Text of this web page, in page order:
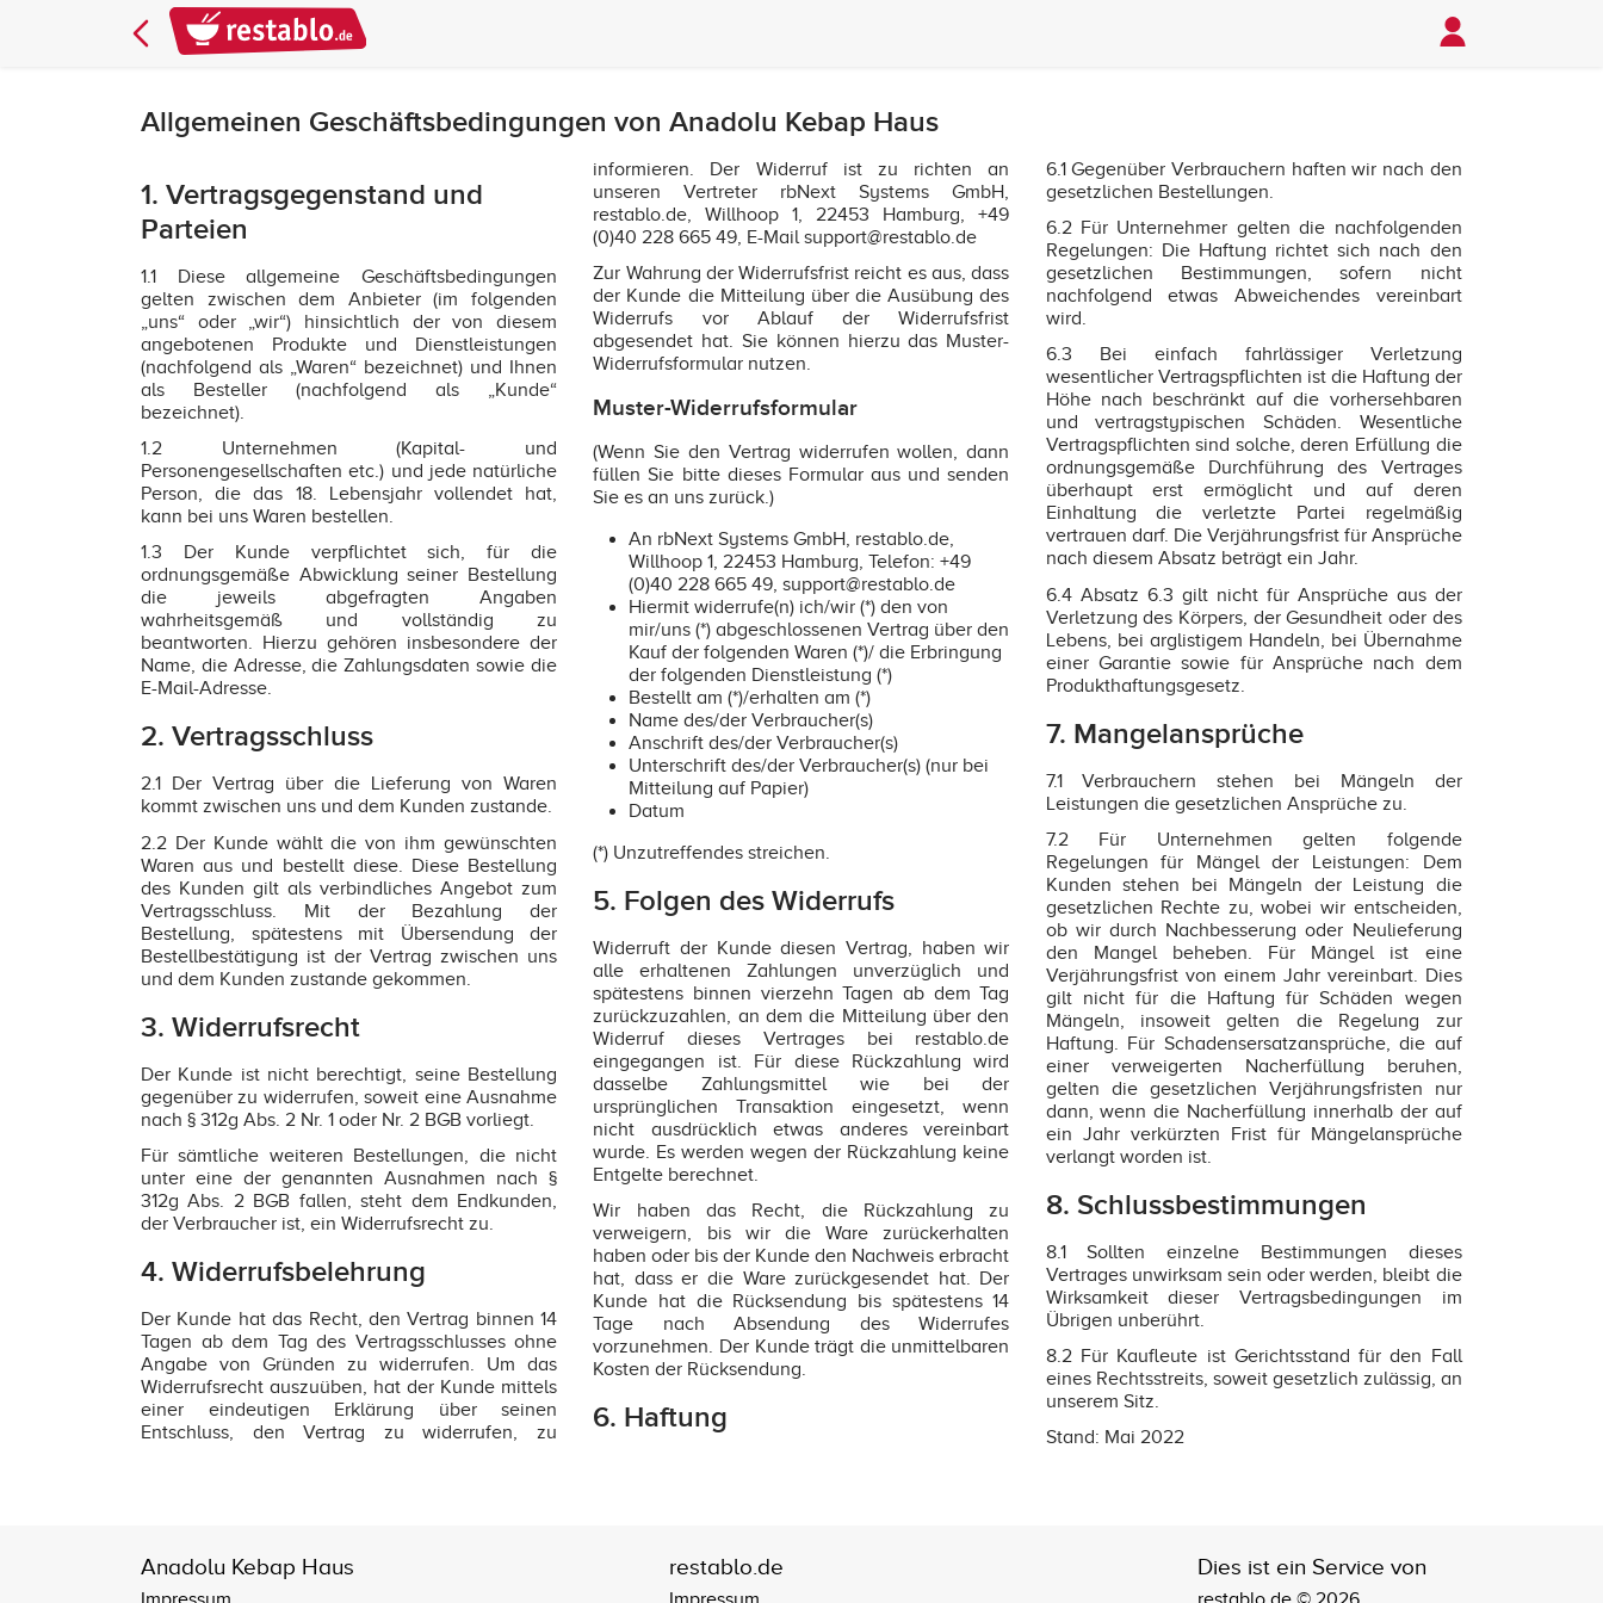
Allgemeinen Geschäftsbedingungen von Anadolu Kebap Haus
1. Vertragsgegenstand und
Parteien
1.1 Diese allgemeine Geschäftsbedingungen
gelten zwischen dem Anbieter (im folgenden
„uns“ oder „wir“) hinsichtlich der von diesem
angebotenen Produkte und Dienstleistungen
(nachfolgend als „Waren“ bezeichnet) und Ihnen
als Besteller (nachfolgend als „Kunde“
bezeichnet).
1.2 Unternehmen (Kapital- und
Personengesellschaften etc.) und jede natürliche
Person, die das 18. Lebensjahr vollendet hat,
kann bei uns Waren bestellen.
1.3 Der Kunde verpflichtet sich, für die
ordnungsgemäße Abwicklung seiner Bestellung
die jeweils abgefragten Angaben
wahrheitsgemäß und vollständig zu
beantworten. Hierzu gehören insbesondere der
Name, die Adresse, die Zahlungsdaten sowie die
E-Mail-Adresse.
2. Vertragsschluss
2.1 Der Vertrag über die Lieferung von Waren
kommt zwischen uns und dem Kunden zustande.
2.2 Der Kunde wählt die von ihm gewünschten
Waren aus und bestellt diese. Diese Bestellung
des Kunden gilt als verbindliches Angebot zum
Vertragsschluss. Mit der Bezahlung der
Bestellung, spätestens mit Übersendung der
Bestellbestätigung ist der Vertrag zwischen uns
und dem Kunden zustande gekommen.
3. Widerrufsrecht
Der Kunde ist nicht berechtigt, seine Bestellung
gegenüber zu widerrufen, soweit eine Ausnahme
nach § 312g Abs. 2 Nr. 1 oder Nr. 2 BGB vorliegt.
Für sämtliche weiteren Bestellungen, die nicht
unter eine der genannten Ausnahmen nach §
312g Abs. 2 BGB fallen, steht dem Endkunden,
der Verbraucher ist, ein Widerrufsrecht zu.
4. Widerrufsbelehrung
Der Kunde hat das Recht, den Vertrag binnen 14
Tagen ab dem Tag des Vertragsschlusses ohne
Angabe von Gründen zu widerrufen. Um das
Widerrufsrecht auszuüben, hat der Kunde mittels
einer eindeutigen Erklärung über seinen
Entschluss, den Vertrag zu widerrufen, zu
informieren. Der Widerruf ist zu richten an
unseren Vertreter rbNext Systems GmbH,
restablo.de, Willhoop 1, 22453 Hamburg, +49
(0)40 228 665 49, E-Mail support@restablo.de
Zur Wahrung der Widerrufsfrist reicht es aus, dass
der Kunde die Mitteilung über die Ausübung des
Widerrufs vor Ablauf der Widerrufsfrist
abgesendet hat. Sie können hierzu das Muster-
Widerrufsformular nutzen.
Muster-Widerrufsformular
(Wenn Sie den Vertrag widerrufen wollen, dann
füllen Sie bitte dieses Formular aus und senden
Sie es an uns zurück.)
An rbNext Systems GmbH, restablo.de,
Willhoop 1, 22453 Hamburg, Telefon: +49
(0)40 228 665 49, support@restablo.de
Hiermit widerrufe(n) ich/wir (*) den von
mir/uns (*) abgeschlossenen Vertrag über den
Kauf der folgenden Waren (*)/ die Erbringung
der folgenden Dienstleistung (*)
Bestellt am (*)/erhalten am (*)
Name des/der Verbraucher(s)
Anschrift des/der Verbraucher(s)
Unterschrift des/der Verbraucher(s) (nur bei
Mitteilung auf Papier)
Datum
(*) Unzutreffendes streichen.
5. Folgen des Widerrufs
Widerruft der Kunde diesen Vertrag, haben wir
alle erhaltenen Zahlungen unverzüglich und
spätestens binnen vierzehn Tagen ab dem Tag
zurückzuzahlen, an dem die Mitteilung über den
Widerruf dieses Vertrages bei restablo.de
eingegangen ist. Für diese Rückzahlung wird
dasselbe Zahlungsmittel wie bei der
ursprünglichen Transaktion eingesetzt, wenn
nicht ausdrücklich etwas anderes vereinbart
wurde. Es werden wegen der Rückzahlung keine
Entgelte berechnet.
Wir haben das Recht, die Rückzahlung zu
verweigern, bis wir die Ware zurückerhalten
haben oder bis der Kunde den Nachweis erbracht
hat, dass er die Ware zurückgesendet hat. Der
Kunde hat die Rücksendung bis spätestens 14
Tage nach Absendung des Widerrufes
vorzunehmen. Der Kunde trägt die unmittelbaren
Kosten der Rücksendung.
6. Haftung
6.1 Gegenüber Verbrauchern haften wir nach den
gesetzlichen Bestellungen.
6.2 Für Unternehmer gelten die nachfolgenden
Regelungen: Die Haftung richtet sich nach den
gesetzlichen Bestimmungen, sofern nicht
nachfolgend etwas Abweichendes vereinbart
wird.
6.3 Bei einfach fahrlässiger Verletzung
wesentlicher Vertragspflichten ist die Haftung der
Höhe nach beschränkt auf die vorhersehbaren
und vertragstypischen Schäden. Wesentliche
Vertragspflichten sind solche, deren Erfüllung die
ordnungsgemäße Durchführung des Vertrages
überhaupt erst ermöglicht und auf deren
Einhaltung die verletzte Partei regelmäßig
vertrauen darf. Die Verjährungsfrist für Ansprüche
nach diesem Absatz beträgt ein Jahr.
6.4 Absatz 6.3 gilt nicht für Ansprüche aus der
Verletzung des Körpers, der Gesundheit oder des
Lebens, bei arglistigem Handeln, bei Übernahme
einer Garantie sowie für Ansprüche nach dem
Produkthaftungsgesetz.
7. Mangelansprüche
7.1 Verbrauchern stehen bei Mängeln der
Leistungen die gesetzlichen Ansprüche zu.
7.2 Für Unternehmen gelten folgende
Regelungen für Mängel der Leistungen: Dem
Kunden stehen bei Mängeln der Leistung die
gesetzlichen Rechte zu, wobei wir entscheiden,
ob wir durch Nachbesserung oder Neulieferung
den Mangel beheben. Für Mängel ist eine
Verjährungsfrist von einem Jahr vereinbart. Dies
gilt nicht für die Haftung für Schäden wegen
Mängeln, insoweit gelten die Regelung zur
Haftung. Für Schadensersatzansprüche, die auf
einer verweigerten Nacherfüllung beruhen,
gelten die gesetzlichen Verjährungsfristen nur
dann, wenn die Nacherfüllung innerhalb der auf
ein Jahr verkürzten Frist für Mängelansprüche
verlangt worden ist.
8. Schlussbestimmungen
8.1 Sollten einzelne Bestimmungen dieses
Vertrages unwirksam sein oder werden, bleibt die
Wirksamkeit dieser Vertragsbedingungen im
Übrigen unberührt.
8.2 Für Kaufleute ist Gerichtsstand für den Fall
eines Rechtsstreits, soweit gesetzlich zulässig, an
unserem Sitz.
Stand: Mai 2022
Anadolu Kebap Haus restablo.de Dies ist ein Service von